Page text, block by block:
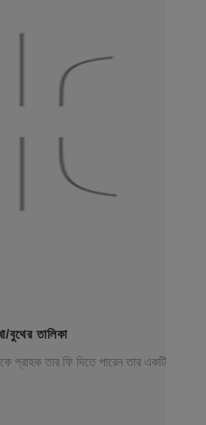
বুথের তালিকা
গ্রাহক তার ফি দিতে পারেন তার একটি